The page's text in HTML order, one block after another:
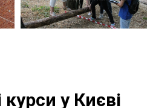
курси у Києві